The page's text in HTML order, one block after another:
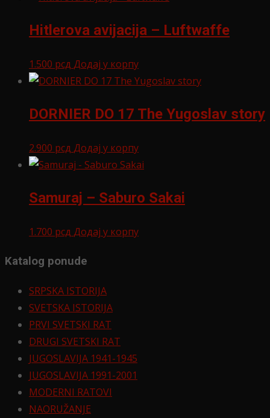
Hitlerova avijacija – Luftwaffe
1.500 рсд Додај у корпу
DORNIER DO 17 The Yugoslav story
2.900 рсд Додај у корпу
Samuraj – Saburo Sakai
1.700 рсд Додај у корпу
Katalog ponude
SRPSKA ISTORIJA
SVETSKA ISTORIJA
PRVI SVETSKI RAT
DRUGI SVETSKI RAT
JUGOSLAVIJA 1941-1945
JUGOSLAVIJA 1991-2001
MODERNI RATOVI
NAORUŽANJE